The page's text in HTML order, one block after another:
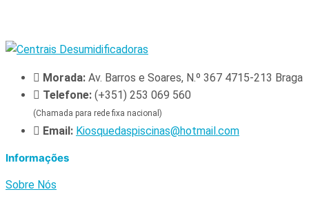
Morada: Av. Barros e Soares, N.º 367 4715-213 Braga
Telefone: (+351) 253 069 560
(Chamada para rede fixa nacional)
Email: Kiosquedaspiscinas@hotmail.com
Informações
Sobre Nós